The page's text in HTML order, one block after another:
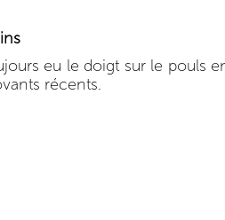
eu le doigt sur le pouls
récents.